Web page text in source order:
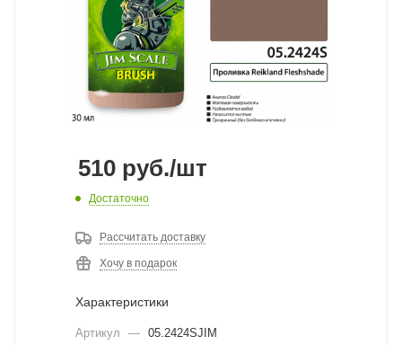
510 руб./шт
Достаточно
Рассчитать доставку
Хочу в подарок
Характеристики
Артикул — 05.2424SJIM